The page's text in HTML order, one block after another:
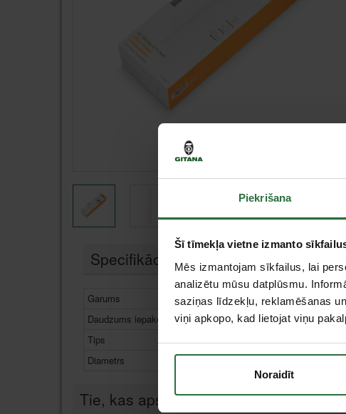
Piekrišana
Šī tīmekļa vietne izmanto
Mēs izmantojam sīkfailus, lai
analizētu mūsu datplūsmu.
saziņas līdzekļu, reklamēšanas
viņi apkopo, kad lietojat viņu
Noraidīt
Specifikācija
Garums
250 mm
Daudzums iepakojumā
40 gab.
Tips
Piederumi
Diametrs
Ø11 mm
Tie, kas apskatīja šo preci, tāpat